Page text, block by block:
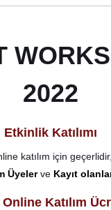
2022
Etkinlik Katılımı
katılım için geçerlidir,
Üyelerve Kayıt
Katılım